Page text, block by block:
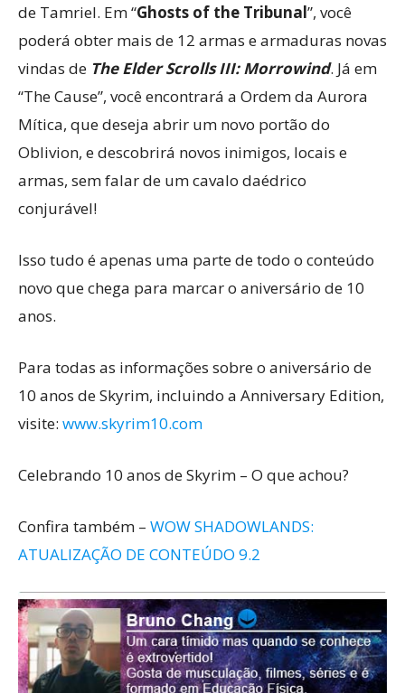
de Tamriel. Em “Ghosts of the Tribunal”, você
poderá obter mais de 12 armas e armaduras novas
vindas de The Elder Scrolls III: Morrowind. Já em
“The Cause”, você encontrará a Ordem da Aurora
Mítica, que deseja abrir um novo portão do
Oblivion, e descobrirá novos inimigos, locais e
armas, sem falar de um cavalo daédrico
conjurável!
Isso tudo é apenas uma parte de todo o conteúdo
novo que chega para marcar o aniversário de 10
anos.
Para todas as informações sobre o aniversário de
10 anos de Skyrim, incluindo a Anniversary Edition,
visite: www.skyrim10.com
Celebrando 10 anos de Skyrim – O que achou?
Confira também – WOW SHADOWLANDS:
ATUALIZAÇÃO DE CONTEÚDO 9.2